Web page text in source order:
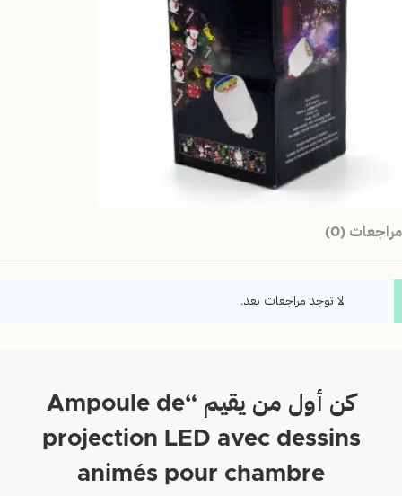
مراجعات (0)
لا توجد مراجعات بعد.
كن أول من يقيم “Ampoule de
projection LED avec dessins
animés pour chambre